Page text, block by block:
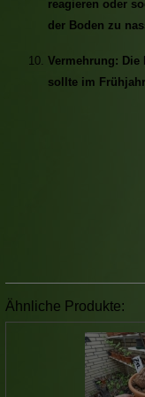
reagieren oder
der Boden zu
Vermehrung: Die
sollte im
Ähnliche Produkte: